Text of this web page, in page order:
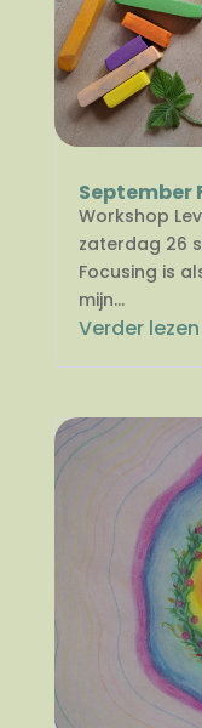
September
Workshop
zaterdag 26
Focusing is
mijn...
Verder lezen